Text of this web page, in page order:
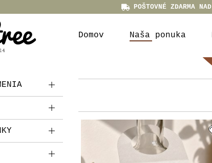
POŠTOVNÉ ZDARMA
Domov Naša ponuka